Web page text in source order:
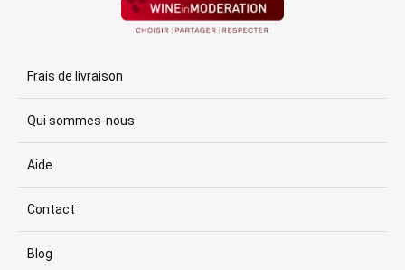
Frais de livraison
Qui sommes-nous
Aide
Contact
Blog